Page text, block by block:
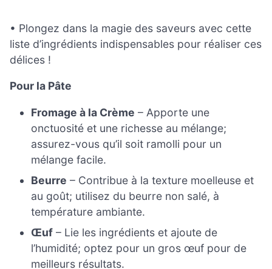
• Plongez dans la magie des saveurs avec cette
liste d’ingrédients indispensables pour réaliser ces
délices !
Pour la Pâte
Fromage à la Crème – Apporte une
onctuosité et une richesse au mélange;
assurez-vous qu’il soit ramolli pour un
mélange facile.
Beurre – Contribue à la texture moelleuse et
au goût; utilisez du beurre non salé, à
température ambiante.
Œuf – Lie les ingrédients et ajoute de
l’humidité; optez pour un gros œuf pour de
meilleurs résultats.